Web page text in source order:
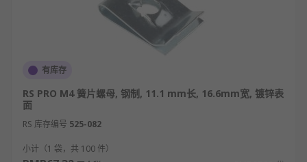
供可靠的安装螺纹点。
展览展示器材搭建，用于快速组装展架、广告
灯箱等临时或半永久结构。
RS 欧时为您提供了不同品牌的簧片螺母，如
RS PRO、 Schneider Electric等多款不同规格、型号
的产品供您挑选，从而满足不同的应用场景需求。
24小时内发货，线上下单满额免运费。
有库存
RS PRO M4 簧片螺母, 钢制, 11.1 mm长, 16.6mm宽, 镀锌表
面
RS 库存编号 525-082
小计（1 袋，共 100 件）